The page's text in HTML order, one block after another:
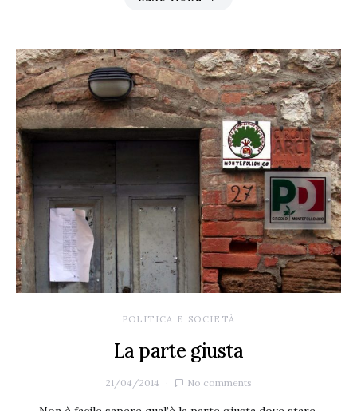
POLITICA E SOCIETÀ
La parte giusta
21/04/2014 No comments